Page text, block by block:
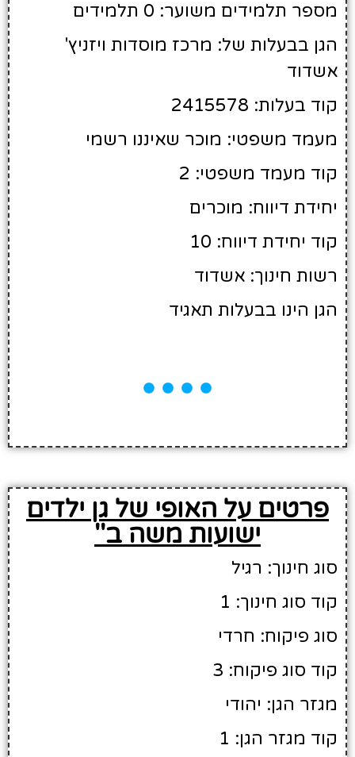
מספר תלמידים משוער: 0 תלמידים
הגן בבעלות של: מרכז מוסדות ויזניץ'
אשדוד
קוד בעלות: 2415578
מעמד משפטי: מוכר שאיננו רשמי
קוד מעמד משפטי: 2
יחידת דיווח: מוכרים
קוד יחידת דיווח: 10
רשות חינוך: אשדוד
הגן הינו בבעלות תאגיד
פרטים על האופי של גן ילדים
ישועות משה ב''
סוג חינוך: רגיל
קוד סוג חינוך: 1
סוג פיקוח: חרדי
קוד סוג פיקוח: 3
מגזר הגן: יהודי
קוד מגזר הגן: 1